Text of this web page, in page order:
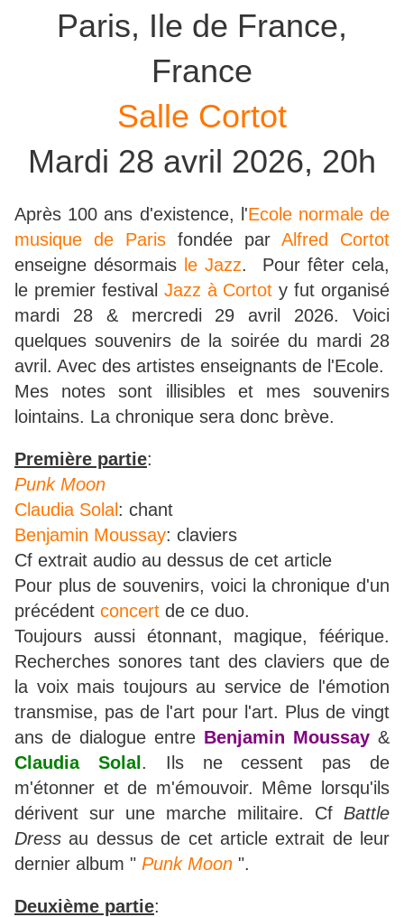
Paris, Ile de France,
France
Salle Cortot
Mardi 28 avril 2026, 20h
Après 100 ans d'existence, l'Ecole normale de
musique de Paris fondée par Alfred Cortot
enseigne désormais le Jazz. Pour fêter cela,
le premier festival Jazz à Cortot y fut organisé
mardi 28 & mercredi 29 avril 2026. Voici
quelques souvenirs de la soirée du mardi 28
avril. Avec des artistes enseignants de l'Ecole.
Mes notes sont illisibles et mes souvenirs
lointains. La chronique sera donc brève.
Première partie:
Punk Moon
Claudia Solal : chant
Benjamin Moussay: claviers
Cf extrait audio au dessus de cet article
Pour plus de souvenirs, voici la chronique d'un
précédent concert de ce duo.
Toujours aussi étonnant, magique, féérique.
Recherches sonores tant des claviers que de
la voix mais toujours au service de l'émotion
transmise, pas de l'art pour l'art. Plus de vingt
ans de dialogue entre Benjamin Moussay &
Claudia Solal . Ils ne cessent pas de
m'étonner et de m'émouvoir. Même lorsqu'ils
dérivent sur une marche militaire. Cf Battle
Dress au dessus de cet article extrait de leur
dernier album " Punk Moon ".
Deuxième partie: